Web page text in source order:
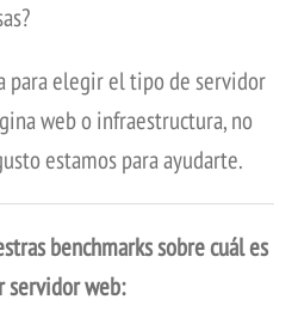
para elegir el tipo de servidor
web o infraestructura, no
estamos para ayudarte.
benchmarks sobre cuál es
servidor web: